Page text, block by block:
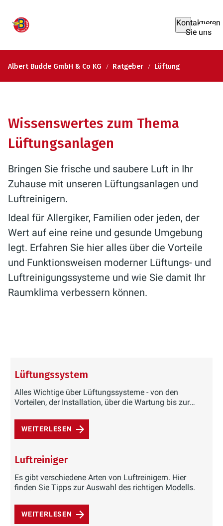
Kontaktieren
Sie uns
Albert Budde GmbH & Co KG Ratgeber Lüftung
Wissenswertes zum Thema
Lüftungsanlagen
Bringen Sie frische und saubere Luft in Ihr
Zuhause mit unseren Lüftungsanlagen und
Luftreinigern.
Ideal für Allergiker, Familien oder jeden, der
Wert auf eine reine und gesunde Umgebung
legt. Erfahren Sie hier alles über die Vorteile
und Funktionsweisen moderner Lüftungs- und
Luftreinigungssysteme und wie Sie damit Ihr
Raumklima verbessern können.
Lüftungssystem
Alles Wichtige über Lüftungssysteme - von den
Vorteilen, der Installation, über die Wartung bis zur
WEITERLESEN
Luftreiniger
Es gibt verschiedene Arten von Luftreinigern. Hier
finden Sie Tipps zur Auswahl des richtigen Modells.
WEITERLESEN